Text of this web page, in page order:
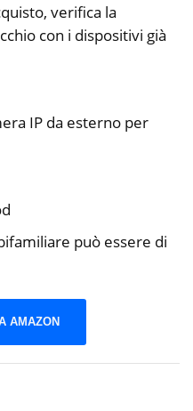
verifica la
con i dispositivi già
IP da esterno per
può essere di
AMAZON